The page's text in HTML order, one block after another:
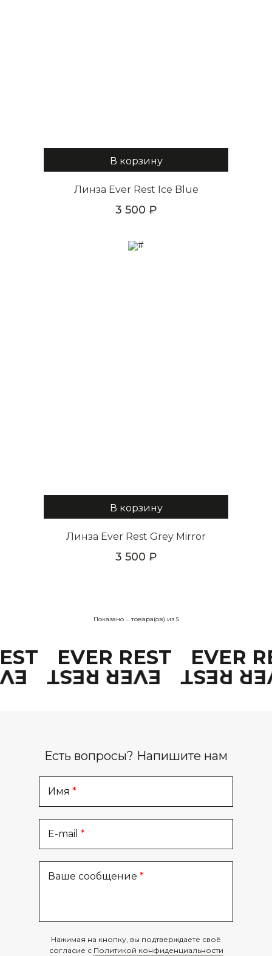
В корзину
Линза Ever Rest Ice Blue
3 500
В корзину
Линза Ever Rest Grey Mirror
3 500
Показано ...товара(ов) из 5
EVER REST
EVER
EVER REST EVER
Есть вопросы? Напишите нам
Имя
E-mail
Ваше сообщение
Нажимая на кнопку, вы подтверждаете своё
согласие с Политикой конфиденциальности